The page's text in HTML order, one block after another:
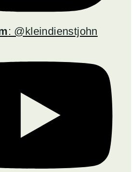
: @kleindienstjohn